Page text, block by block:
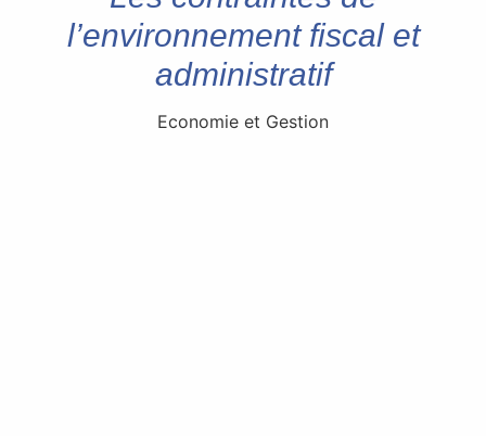
l’environnement fiscal et
administratif
Economie et Gestion